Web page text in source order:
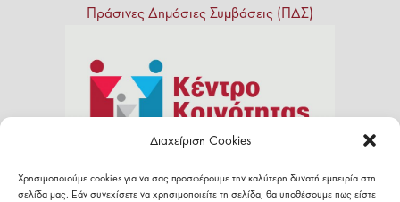
Διαχείριση Cookies
Χρησιμοποιούμε cookies για να σας προσφέρουμε την καλύτερη δυνατή εμπειρία στη
σελίδα μας. Εάν συνεχίσετε να χρησιμοποιείτε τη σελίδα, θα υποθέσουμε πως είστε
Πράσινες Δημόσιες Συμβάσεις (ΠΔΣ)